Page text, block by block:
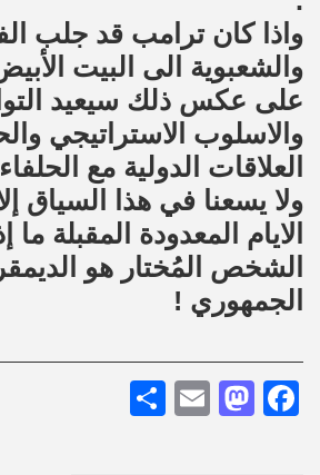
واذا كان ترامب قد جلب
والشعبوية الى البيت
على عكس ذلك سيعيد
والاسلوب الاستراتيجي
العلاقات الدولية مع
ولا يسعنا في هذا السياق
الايام المعدودة المقبلة ما
الشخص المُختار هو
الجمهوري !
Facebook
Mastodon
Email